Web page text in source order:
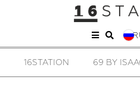
16STATION 69 BY